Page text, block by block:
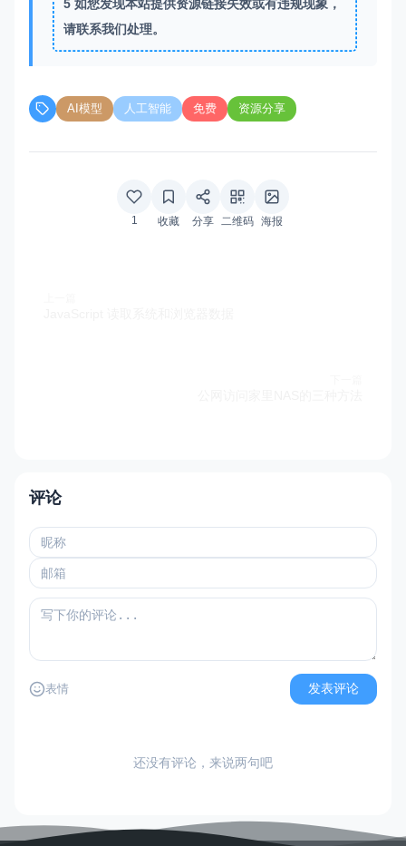
5如您发现本站提供资源链接失效或有违规现象，
请联系我们处理。
AI模型 人工智能 免费 资源分享
1 收藏 分享 二维码 海报
评论
表情 发表评论
还没有评论，来说两句吧